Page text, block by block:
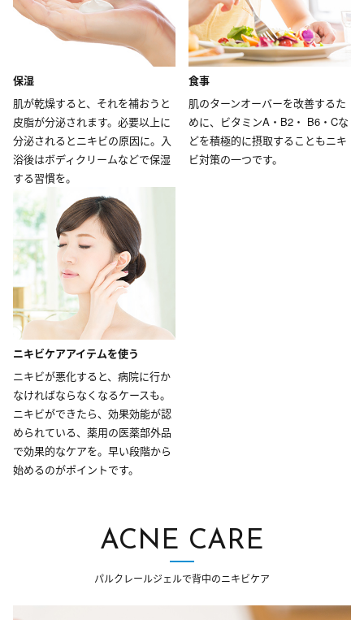
保湿
肌が乾燥すると、それを補おうと
皮脂が分泌されます。必要以上に
分泌されるとニキビの原因に。入
浴後はボディクリームなどで保湿
する習慣を。
食事
肌のターンオーバーを改善するた
めに、ビタミンA・B2・ B6・Cな
どを積極的に摂取することもニキ
ビ対策の一つです。
ニキビケアアイテムを使う
ニキビが悪化すると、病院に行か
なければならなくなるケースも。
ニキビができたら、効果効能が認
められている、薬用の医薬部外品
で効果的なケアを。早い段階から
始めるのがポイントです。
ACNE CARE
パルクレールジェルで背中のニキビケア